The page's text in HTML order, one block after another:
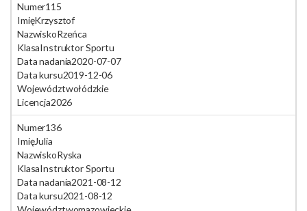
Numer115
ImięKrzysztof
NazwiskoRzeńca
KlasaInstruktor Sportu
Data nadania2020-07-07
Data kursu2019-12-06
Województwołódzkie
Licencja2026
Numer136
ImięJulia
NazwiskoRyska
KlasaInstruktor Sportu
Data nadania2021-08-12
Data kursu2021-08-12